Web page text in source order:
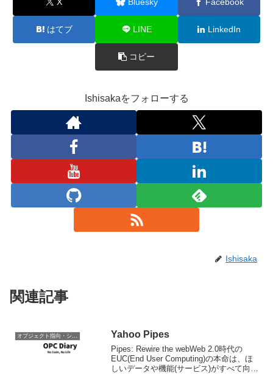
はてブ LINE LinkedIn
コピー
Ishisakaをフォローする
Ishisaka
関連記事
Yahoo Pipes
Pipes: Rewire the webWeb 2.0時代の
EUC(End User Computing)の本命は、ほ
しいデータや機能(サービス)がすべて向こ